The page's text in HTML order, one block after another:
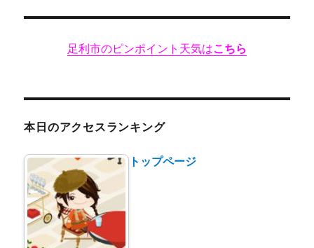
足利市のピンポイント天気はこちら
本日のアクセスランキング
トップページ